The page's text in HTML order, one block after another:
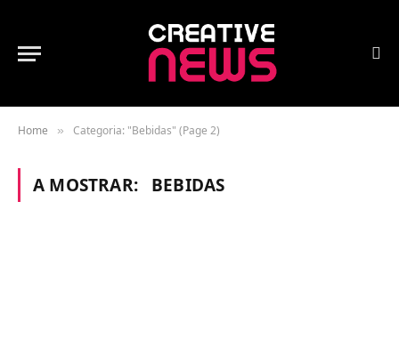
Home » Categoria: "Bebidas" (Page 2)
A MOSTRAR: BEBIDAS